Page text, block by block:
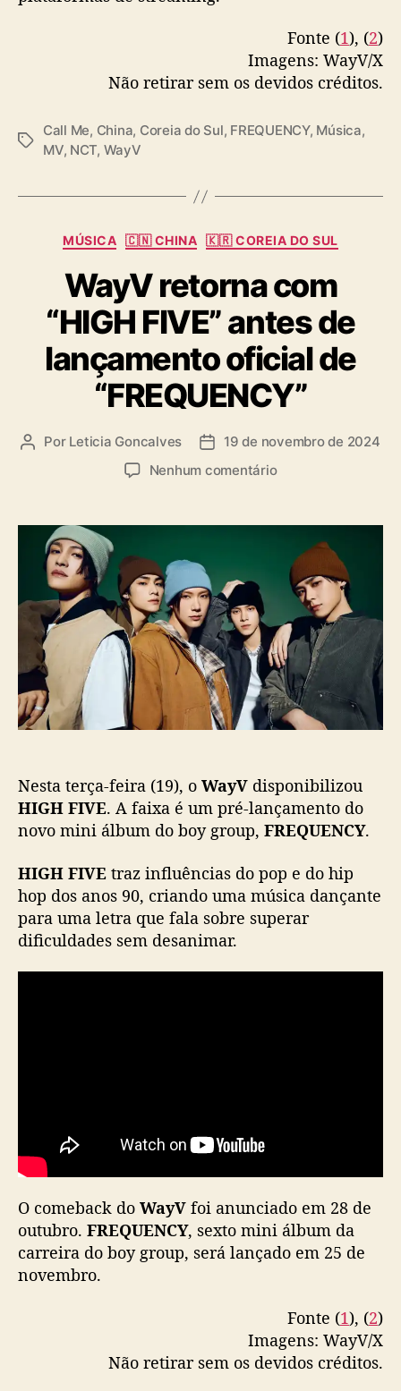
Fonte (1), (2)
Imagens: WayV/X
Não retirar sem os devidos créditos.
T
s
Call Me, China, Coreia do Sul, FREQUENCY, Música,
MV, NCT, WayV
C
t
e
g
o
r
i
a
s
MÚSICA 🇨🇳 CHINA 🇰🇷 COREIA DO SUL
WayV retorna com
“HIGH FIVE” antes de
lançamento oficial de
“FREQUENCY”
A
r
o
Por Leticia Goncalves
D
d
u
b
l
i
c
a
ç
ã
19 de novembro de 2024
Nenhum comentárioe
a
t
o
r
n
a
c
“
H
I
F
I
V
ç
a
m
e
n
f
i
c
Nesta terça-feira (19), o WayV disponibilizou
HIGH FIVE. A faixa é um pré-lançamento do
novo mini álbum do boy group, FREQUENCY.
HIGH FIVE traz influências do pop e do hip
hop dos anos 90, criando uma música dançante
para uma letra que fala sobre superar
dificuldades sem desanimar.
O comeback do WayV foi anunciado em 28 de
outubro. FREQUENCY, sexto mini álbum da
carreira do boy group, será lançado em 25 de
novembro.
Fonte (1), (2)
Imagens: WayV/X
Não retirar sem os devidos créditos.